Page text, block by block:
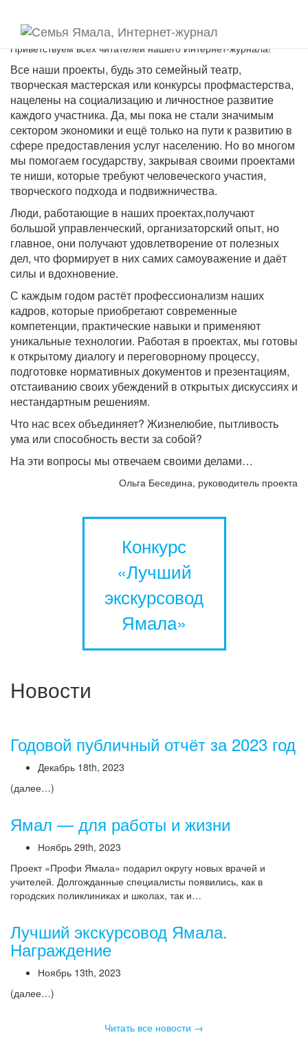
Приветствуем всех читателей нашего Интернет-журнала!
Все наши проекты, будь это семейный театр,
творческая мастерская или конкурсы профмастерства,
нацелены на социализацию и личностное развитие
каждого участника. Да, мы пока не стали значимым
сектором экономики и ещё только на пути к развитию в
сфере предоставления услуг населению. Но во многом
мы помогаем государству, закрывая своими проектами
те ниши, которые требуют человеческого участия,
творческого подхода и подвижничества.
Люди, работающие в наших проектах,получают
большой управленческий, организаторский опыт, но
главное, они получают удовлетворение от полезных
дел, что формирует в них самих самоуважение и даёт
силы и вдохновение.
С каждым годом растёт профессионализм наших
кадров, которые приобретают современные
компетенции, практические навыки и применяют
уникальные технологии. Работая в проектах, мы готовы
к открытому диалогу и переговорному процессу,
подготовке нормативных документов и презентациям,
отстаиванию своих убеждений в открытых дискуссиях и
нестандартным решениям.
Что нас всех объединяет? Жизнелюбие, пытливость
ума или способность вести за собой?
На эти вопросы мы отвечаем своими делами…
Ольга Беседина, руководитель проекта
Конкурс
«Лучший
экскурсовод
Ямала»
Новости
Годовой публичный отчёт за 2023 год
Декабрь 18th, 2023
(далее…)
Ямал — для работы и жизни
Ноябрь 29th, 2023
Проект «Профи Ямала» подарил округу новых врачей и
учителей. Долгожданные специалисты появились, как в
городских поликлиниках и школах, так и…
Лучший экскурсовод Ямала.
Награждение
Ноябрь 13th, 2023
(далее…)
Читать все новости →